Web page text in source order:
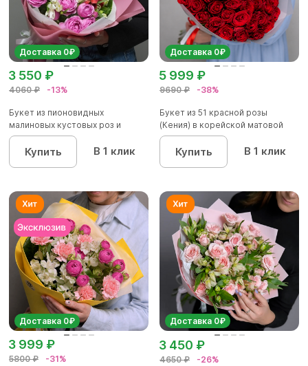
Доставка 0₽
4060 ₽ -13%
3 550 ₽
Букет из пионовидных
малиновых кустовых роз и
альстроме...
Купить В 1 клик
Доставка 0₽
9690 ₽ -38%
5 999 ₽
Букет из 51 красной розы
(Кения) в корейской матовой
уп...
Купить В 1 клик
Доставка 0₽
5800 ₽ -31%
3 999 ₽
Доставка 0₽
4650 ₽ -26%
3 450 ₽